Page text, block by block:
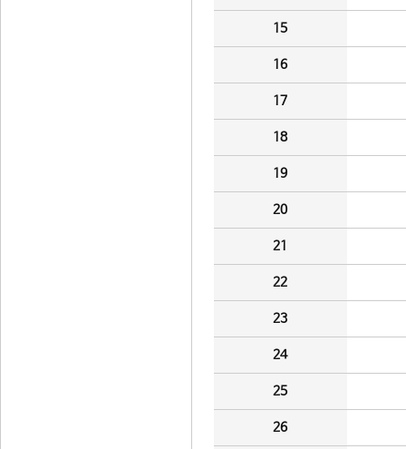
15
16
17
18
19
20
21
22
23
24
25
26